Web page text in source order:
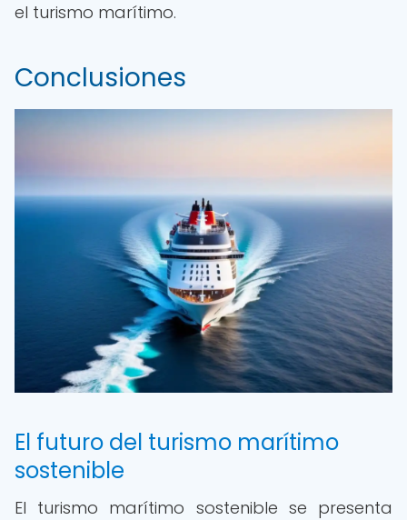
el turismo marítimo.
Conclusiones
El futuro del turismo marítimo
sostenible
El turismo marítimo sostenible se presenta